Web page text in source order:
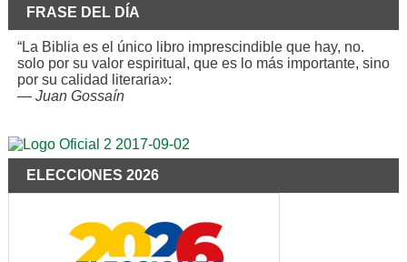
FRASE DEL DÍA
“La Biblia es el único libro imprescindible que hay, no.
solo por su valor espiritual, que es lo más importante, sino
por su calidad literaria»:
— Juan Gossaín
ELECCIONES 2026